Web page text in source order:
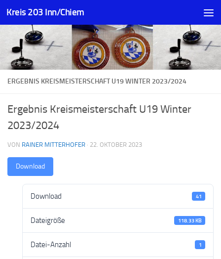
Zum Inhalt springen
Kreis 203 Inn/Chiem
ERGEBNIS KREISMEISTERSCHAFT U19 WINTER 2023/2024
Ergebnis Kreismeisterschaft U19 Winter
2023/2024
VON RAINER MITTERHOFER · 22. OKTOBER 2023
Download
Download 41
Dateigröße 118.33 KB
Datei-Anzahl 1